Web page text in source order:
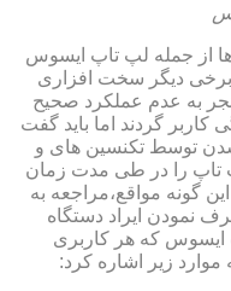
از جمله لپ تاپ ایسوس
برخی دیگر سخت افزاری
به عدم عملکرد صحیح
گردند اما باید گفت
توسط تکنسین های و
تاپ را در طی مدت زمان
گونه مواقع،مراجعه به
نمودن ایراد دستگاه
ایسوس که هر کاربری
زیر اشاره کرد: